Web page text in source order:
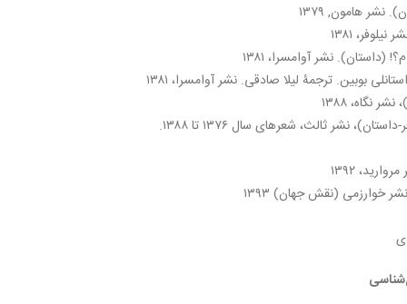
هامون, ۱۳۷۹
۱۳۸۱
نشر آوامسرا، ۱۳۸۱
بوبین. ترجمۀ لیلا صادقی. نشر آوامسرا، ۱۳۸۱
نگاه، ۱۳۸۸
از غلط‌‌های نحوی معذورم، (شعر-داستان)، نشر ثالث، شعرهای سال ۱۳۷۶ تا ۱۳۸۸.
۱۳۹۲
خوارزمی (نقش جهان) ۱۳۹۳